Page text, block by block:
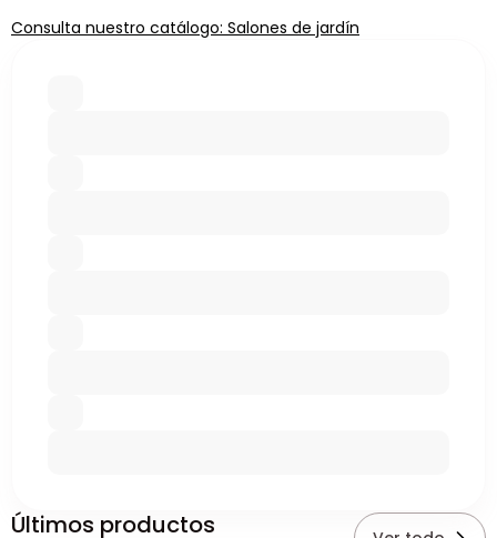
Consulta nuestro catálogo: Salones de jardín
Últimos productos